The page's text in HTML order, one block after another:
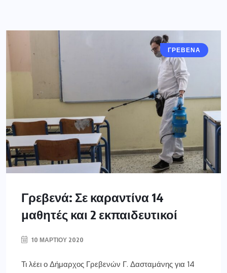
ΓΡΕΒΕΝΑ
Γρεβενά: Σε καραντίνα 14
μαθητές και 2 εκπαιδευτικοί
10 ΜΑΡΤΊΟΥ 2020
Τι λέει ο Δήμαρχος Γρεβενών Γ. Δασταμάνης για 14